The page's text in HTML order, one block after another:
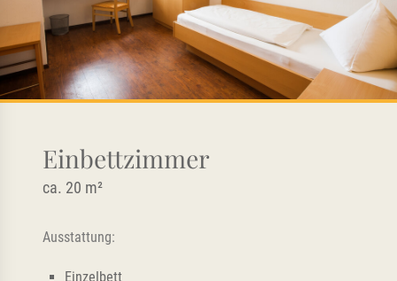
Einbettzimmer
ca. 20 m²
Ausstattung:
Einzelbett